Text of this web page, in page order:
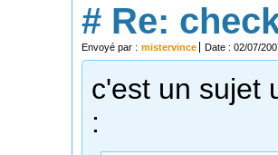
# Re:
Envoyé par : mistervince Date : 02/07/
c'est un sujet
: